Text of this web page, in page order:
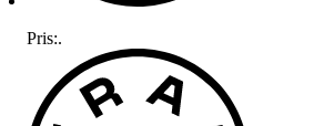
Pris:.